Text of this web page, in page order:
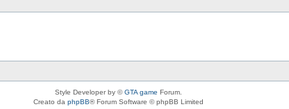
Style Developer by ©GTA game Forum.
Creato da phpBB® Forum Software © phpBB Limited